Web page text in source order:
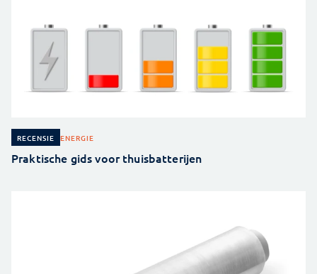
RECENSIE ENERGIE
Praktische gids voor thuisbatterijen